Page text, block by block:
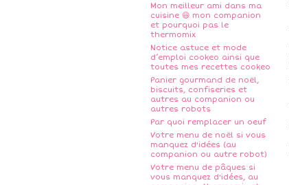
Mon meilleur ami dans ma
cuisine 😆 mon companion
et pourquoi pas le
thermomix
Notice astuce et mode
d’emploi cookeo ainsi que
toutes mes recettes cookeo
Panier gourmand de noël,
biscuits, confiseries et
autres au companion ou
autres robots
Par quoi remplacer un oeuf
Votre menu de noël si vous
manquez d'idées (au
companion ou autre robot)
Votre menu de pâques si
vous manquez d'idées, au